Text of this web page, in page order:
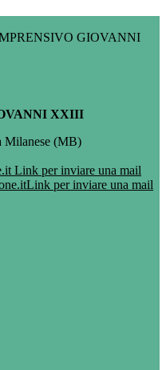
GIOVANNI
XXIII
Milanese (MB)
Link per inviare una mail
Link per inviare una mail